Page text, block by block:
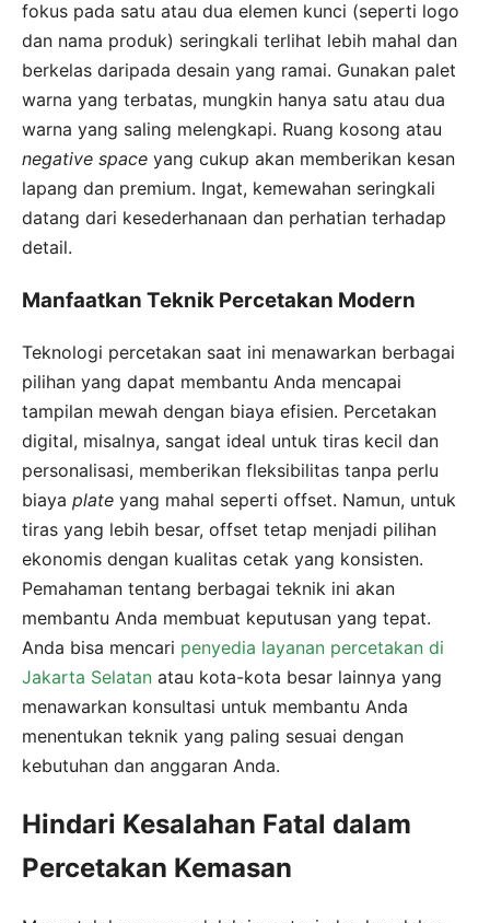
fokus pada satu atau dua elemen kunci (seperti logo
dan nama produk) seringkali terlihat lebih mahal dan
berkelas daripada desain yang ramai. Gunakan palet
warna yang terbatas, mungkin hanya satu atau dua
warna yang saling melengkapi. Ruang kosong atau
negative space yang cukup akan memberikan kesan
lapang dan premium. Ingat, kemewahan seringkali
datang dari kesederhanaan dan perhatian terhadap
detail.
Manfaatkan Teknik Percetakan Modern
Teknologi percetakan saat ini menawarkan berbagai
pilihan yang dapat membantu Anda mencapai
tampilan mewah dengan biaya efisien. Percetakan
digital, misalnya, sangat ideal untuk tiras kecil dan
personalisasi, memberikan fleksibilitas tanpa perlu
biaya plate yang mahal seperti offset. Namun, untuk
tiras yang lebih besar, offset tetap menjadi pilihan
ekonomis dengan kualitas cetak yang konsisten.
Pemahaman tentang berbagai teknik ini akan
membantu Anda membuat keputusan yang tepat.
Anda bisa mencari penyedia layanan percetakan di
Jakarta Selatan atau kota-kota besar lainnya yang
menawarkan konsultasi untuk membantu Anda
menentukan teknik yang paling sesuai dengan
kebutuhan dan anggaran Anda.
Hindari Kesalahan Fatal dalam
Percetakan Kemasan